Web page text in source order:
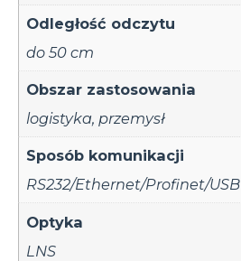
Odległość odczytu
do 50 cm
Obszar zastosowania
logistyka,przemysł
Sposób komunikacji
RS232/Ethernet/Profinet/USB
Optyka
LNS